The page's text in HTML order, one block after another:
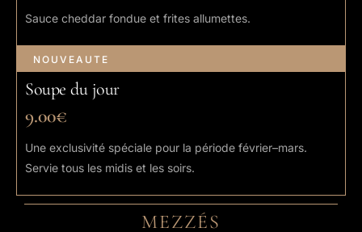
Sauce cheddar fondue et frites allumettes.
NOUVEAUTE
Soupe du jour
9.00€
Une exclusivité spéciale pour la période février–mars.
Servie tous les midis et les soirs.
MEZZÉS